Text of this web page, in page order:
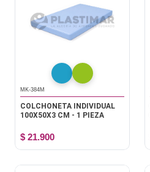
MK-384M
COLCHONETA INDIVIDUAL
100X50X3 CM - 1 PIEZA
$ 21.900